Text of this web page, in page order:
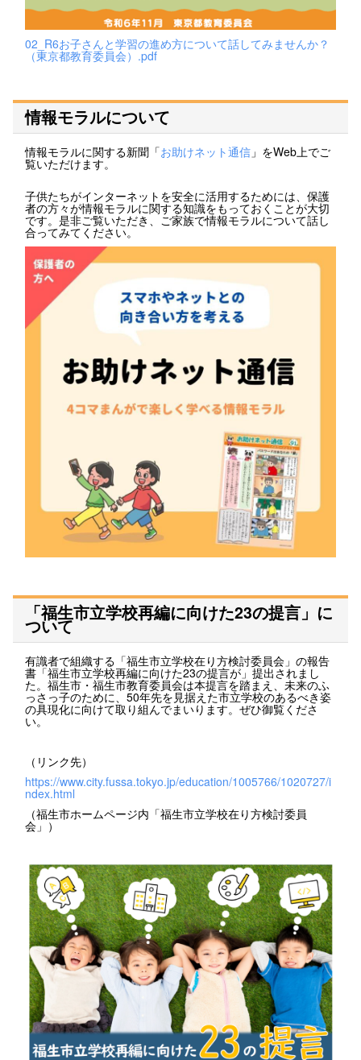
02_R6お子さんと学習の進め方について話してみませんか？
（東京都教育委員会）.pdf
情報モラルについて
情報モラルに関する新聞「お助けネット通信 」をWeb上でご
覧いただけます。
子供たちがインターネットを安全に活用するためには、保護
者の方々が情報モラルに関する知識をもっておくことが大切
です。是非ご覧いただき、ご家族で情報モラルについて話し
合ってみてください。
「福生市立学校再編に向けた23の提言」に
ついて
有識者で組織する「福生市立学校在り方検討委員会」の報告
書「福生市立学校再編に向けた23の提言が」提出されまし
た。福生市・福生市教育委員会は本提言を踏まえ、未来のふ
っさっ子のために、50年先を見据えた市立学校のあるべき姿
の具現化に向けて取り組んでまいります。ぜひ御覧くださ
い。
（リンク先）
https://www.city.fussa.tokyo.jp/education/1005766/1020727/i
ndex.html
（福生市ホームページ内「福生市立学校在り方検討委員
会」）